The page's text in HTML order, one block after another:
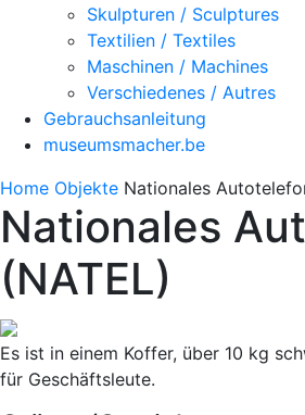
Skulpturen / Sculptures
Textilien / Textiles
Maschinen / Machines
Verschiedenes / Autres
Gebrauchsanleitung
museumsmacher.be
Home Objekte Nationales
Nationales
(NATEL)
Es ist in einem Koffer, über 10 kg
für Geschäftsleute.